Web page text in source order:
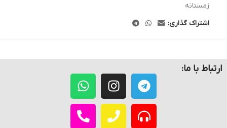
زمستانه
اشتراک گذاری:
ارتباط با ما: